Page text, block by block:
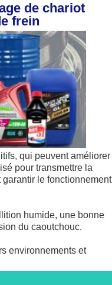
de chariot
frein
qui peuvent améliorer
pour transmettre la
le fonctionnement
humide, une bonne
du caoutchouc.
environnements et